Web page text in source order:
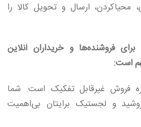
محیاکردن، ارسال و تحویل کالا را
فروشنده‌ها و خریداران آنلاین
فروش غیرقابل تفکیک است. شما
و لجستیک برایتان بی‌اهمیت